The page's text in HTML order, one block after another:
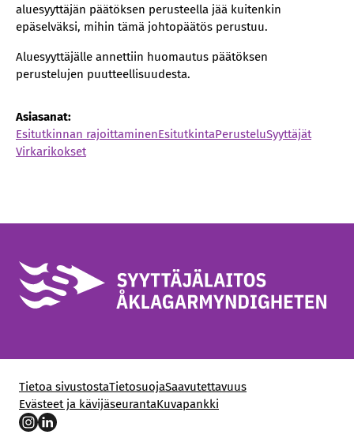
aluesyyttäjän päätöksen perusteella jää kuitenkin
epäselväksi, mihin tämä johtopäätös perustuu.
Aluesyyttäjälle annettiin huomautus päätöksen
perustelujen puutteellisuudesta.
Asiasanat:
Esitutkinnan rajoittaminenEsitutkintaPerusteluSyyttäjät
Virkarikokset
Tietoa sivustostaTietosuojaSaavutettavuus
Evästeet ja kävijäseurantaKuvapankki